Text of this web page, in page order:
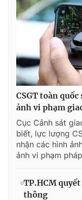
CSGT toàn
ảnh vi phạm
Cục Cảnh sát
biết, lực lượng
nhận các hình
ảnh vi phạm
TP.HCM
thông